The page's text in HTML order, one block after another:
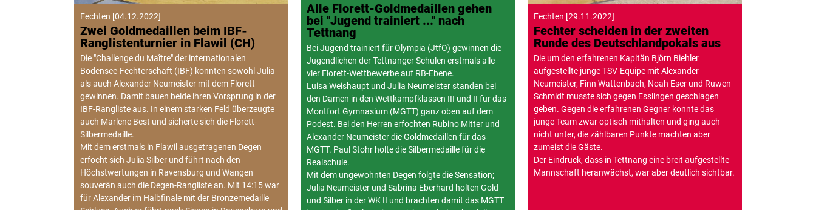
Fechten [04.12.2022]
Zwei Goldmedaillen beim IBF-
Ranglistenturnier in Flawil (CH)
Die "Challenge du Maître" der internationalen
Bodensee-Fechterschaft (IBF) konnten sowohl Julia
als auch Alexander Neumeister mit dem Florett
gewinnen. Damit bauen beide ihren Vorsprung in der
IBF-Rangliste aus. In einem starken Feld überzeugte
auch Marlene Best und sicherte sich die Florett-
Silbermedaille.
Mit dem erstmals in Flawil ausgetragenen Degen
erfocht sich Julia Silber und führt nach den
Höchstwertungen in Ravensburg und Wangen
souverän auch die Degen-Rangliste an. Mit 14:15 war
für Alexander im Halbfinale mit der Bronzemedaille
Alle Florett-Goldmedaillen gehen
bei "Jugend trainiert ..." nach
Tettnang
Bei Jugend trainiert für Olympia (JtfO) gewinnen die
Jugendlichen der Tettnanger Schulen erstmals alle
vier Florett-Wettbewerbe auf RB-Ebene.
Luisa Weishaupt und Julia Neumeister standen bei
den Damen in den Wettkampfklassen III und II für das
Montfort Gymnasium (MGTT) ganz oben auf dem
Podest. Bei den Herren erfochten Rubino Mitter und
Alexander Neumeister die Goldmedaillen für das
MGTT. Paul Stohr holte die Silbermedaille für die
Realschule.
Mit dem ungewohnten Degen folgte die Sensation;
Julia Neumeister und Sabrina Eberhard holten Gold
und Silber in der WK II und brachten damit das MGTT
Fechten [29.11.2022]
Fechter scheiden in der zweiten
Runde des Deutschlandpokals aus
Die um den erfahrenen Kapitän Björn Biehler
aufgestellte junge TSV-Equipe mit Alexander
Neumeister, Finn Wattenbach, Noah Eser und Ruwen
Schmidt musste sich gegen Esslingen geschlagen
geben. Gegen die erfahrenen Gegner konnte das
junge Team zwar optisch mithalten und ging auch
nicht unter, die zählbaren Punkte machten aber
zumeist die Gäste.
Der Eindruck, dass in Tettnang eine breit aufgestellte
Mannschaft heranwächst, war aber deutlich sichtbar.